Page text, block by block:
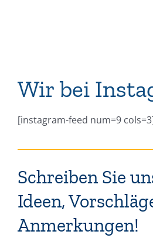
Wir bei
[instagram-feed num=9
Schreiben Sie
Ideen,
Anmerkungen!